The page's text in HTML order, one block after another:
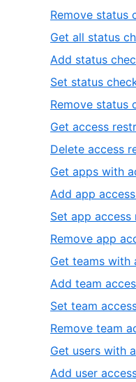
Remove status
Get all status
Add status
Set status
Remove status
Get access
Delete access
Get apps with
Add app
Set app
Remove app
Get teams with
Add team
Set team
Remove team
Get users with
Add user